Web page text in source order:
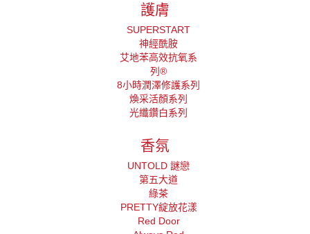
護膚
SUPERSTART
神經酰胺
艾地苯高效抗氧系
列®
8小時潤澤修護系列
煥采活顏系列
光纖鑽白系列
香氛
UNTOLD 謎戀
第五大道
綠茶
PRETTY綻放花漾
Red Door